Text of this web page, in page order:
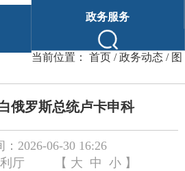
政务服务
当前位置： 首页 /政务动态 / 图
俄罗斯总统卢卡申科
2026-06-30 16:26
厅
【 大 中 小 】